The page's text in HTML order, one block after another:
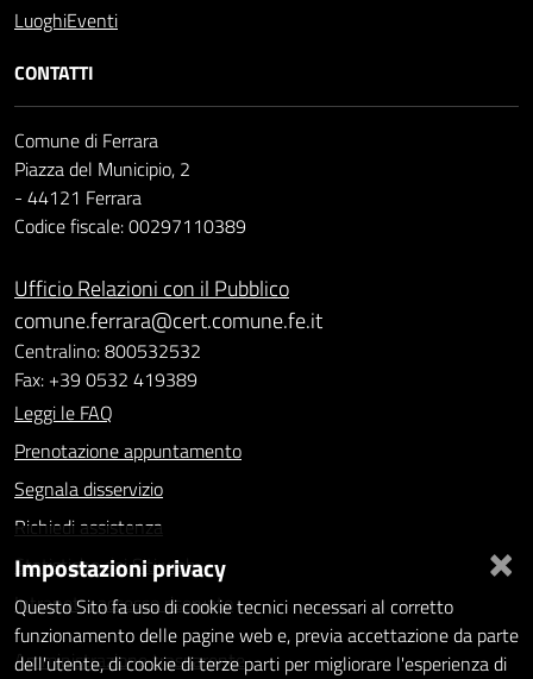
LuoghiEventi
CONTATTI
Comune di Ferrara
Piazza del Municipio, 2
- 44121 Ferrara
Codice fiscale: 00297110389
Ufficio Relazioni con il Pubblico
comune.ferrara@cert.comune.fe.it
Centralino: 800532532
Fax: +39 0532 419389
Leggi le FAQ
Prenotazione appuntamento
Segnala disservizio
Richiedi assistenza
Statistiche dei Siti web
Intranet - accesso riservato
Amministrazione trasparente
×
Impostazioni privacy
Questo Sito fa uso di cookie tecnici necessari al corretto
funzionamento delle pagine web e, previa accettazione da parte
dell'utente, di cookie di terze parti per migliorare l'esperienza di